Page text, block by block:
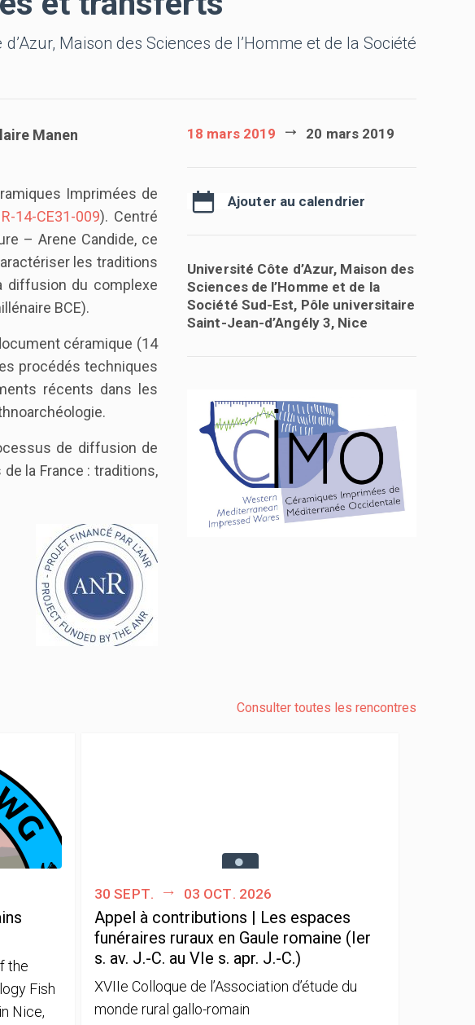
Maison des Sciences de l’Homme et de la Société
Manen
Imprimées de
14-CE31-009). Centré
– Arene Candide, ce
les traditions
diffusion du complexe
BCE).
céramique (14
procédés techniques
récents dans les
de diffusion de
la France : traditions,
18 mars 2019 20 mars 2019
Ajouter au calendrier
Université Côte d’Azur, Maison des
Sciences de l’Homme et de la
Société Sud-Est, Pôle universitaire
Saint-Jean-d’Angély 3, Nice
Consulter toutes les rencontres
the
Fish
Nice,
30 sept. 03 oct. 2026
Appel à contributions | Les espaces
funéraires ruraux en Gaule romaine (Ier
s. av. J.-C. au VIe s. apr. J.-C.)
XVIIe Colloque de l’Association d’étude du
monde rural gallo-romain